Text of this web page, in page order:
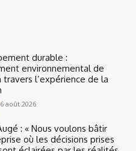
durable :
environnemental de
travers l’expérience de la
6 août 2026
: « Nous voulons bâtir
où les décisions prises